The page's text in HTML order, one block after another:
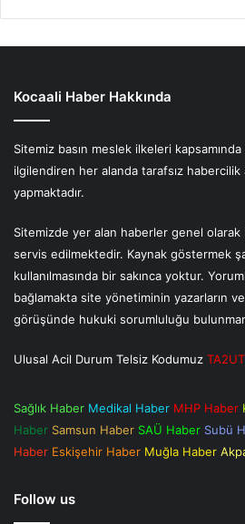
Kocaali Haber Hakkında
Sitemiz basın meslek ilkeleri
ilgilendiren her alanda tarafsız habercilik
yapmaktadır.
Sitemizde yer alan haberler genel olarak
servis edilmektedir. Kaynak göstermek
kullanılmasında bir sakınca yoktur.
bağlamakta site yönetiminin yazarların
görüşünde hukuki sorumluluğu
Ulusal Acil Durum Telsiz Kodumuz
Sağlık Haber Medikal Haber MHP Haber
Haber Samsun Haber SAÜ Haber Subü
Haber Eskişehir Haber Muğla Haber
Follow us